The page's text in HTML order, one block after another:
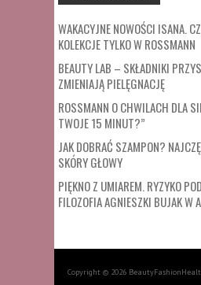
WAKACYJNE NOWOŚCI ISANA.
KOLEKCJE TYLKO W ROSSMANN
BEAUTY LAB – SKŁADNIKI
ZMIENIAJĄ PIELĘGNACJĘ
ROSSMANN O CHWILACH DLA
TWOJE 15 MINUT?”
JAK DOBRAĆ SZAMPON?
SKÓRY GŁOWY
PIĘKNO Z UMIAREM. RYZYKO
FILOZOFIA AGNIESZKI BUJAK W
Copyright © 2026